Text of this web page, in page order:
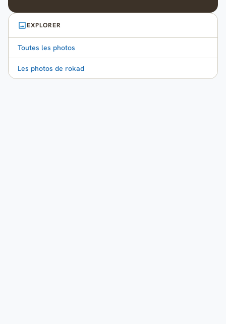
EXPLORER
Toutes les photos
Les photos de rokad